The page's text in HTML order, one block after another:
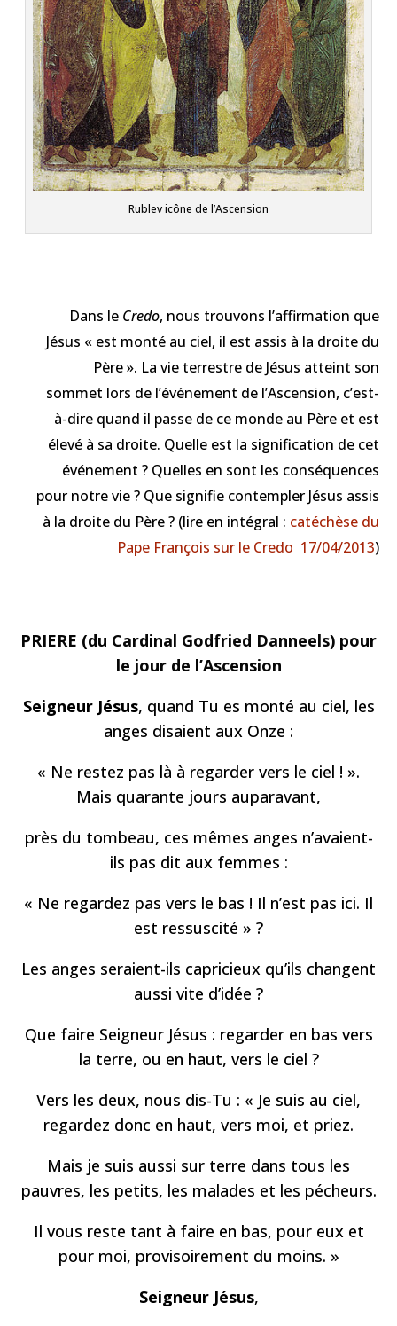
Rublev icône de l’Ascension
Dans le Credo, nous trouvons l’affirmation que
Jésus « est monté au ciel, il est assis à la droite du
Père ». La vie terrestre de Jésus atteint son
sommet lors de l’événement de l’Ascension, c’est-
à-dire quand il passe de ce monde au Père et est
élevé à sa droite. Quelle est la signification de cet
événement ? Quelles en sont les conséquences
pour notre vie ? Que signifie contempler Jésus assis
à la droite du Père ? (lire en intégral : catéchèse du
Pape François sur le Credo 17/04/2013)
PRIERE (du Cardinal Godfried Danneels) pour
le jour de l’Ascension
Seigneur Jésus, quand Tu es monté au ciel, les
anges disaient aux Onze :
« Ne restez pas là à regarder vers le ciel ! ».
Mais quarante jours auparavant,
près du tombeau, ces mêmes anges n’avaient-
ils pas dit aux femmes :
« Ne regardez pas vers le bas ! Il n’est pas ici. Il
est ressuscité » ?
Les anges seraient-ils capricieux qu’ils changent
aussi vite d’idée ?
Que faire Seigneur Jésus : regarder en bas vers
la terre, ou en haut, vers le ciel ?
Vers les deux, nous dis-Tu : « Je suis au ciel,
regardez donc en haut, vers moi, et priez.
Mais je suis aussi sur terre dans tous les
pauvres, les petits, les malades et les pécheurs.
Il vous reste tant à faire en bas, pour eux et
pour moi, provisoirement du moins. »
Seigneur Jésus,